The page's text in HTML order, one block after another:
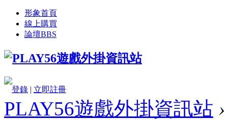
形象首頁
線上購買
論壇BBS
登錄 | 立即註冊
PLAY56遊戲外掛資訊站 ›